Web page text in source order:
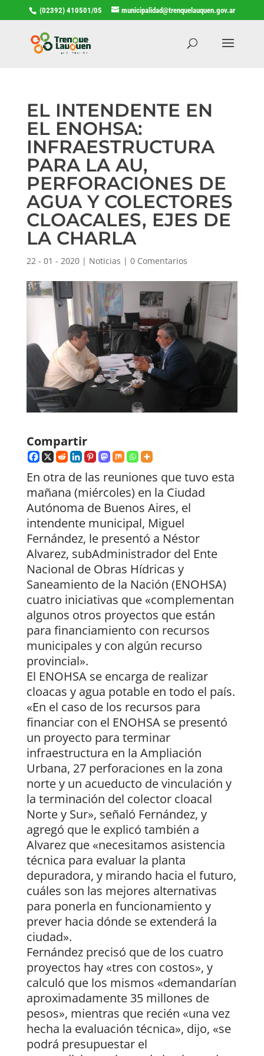
(02392) 410501/05 municipalidad@trenquelauquen.gov.ar
EL INTENDENTE EN
EL ENOHSA:
INFRAESTRUCTURA
PARA LA AU,
PERFORACIONES DE
AGUA Y COLECTORES
CLOACALES, EJES DE
LA CHARLA
22 - 01 - 2020| Noticias | 0 Comentarios
Compartir
En otra de las reuniones que tuvo esta
mañana (miércoles) en la Ciudad
Autónoma de Buenos Aires, el
intendente municipal, Miguel
Fernández, le presentó a Néstor
Alvarez, subAdministrador del Ente
Nacional de Obras Hídricas y
Saneamiento de la Nación (ENOHSA)
cuatro iniciativas que «complementan
algunos otros proyectos que están
para financiamiento con recursos
municipales y con algún recurso
provincial».
El ENOHSA se encarga de realizar
cloacas y agua potable en todo el país.
«En el caso de los recursos para
financiar con el ENOHSA se presentó
un proyecto para terminar
infraestructura en la Ampliación
Urbana, 27 perforaciones en la zona
norte y un acueducto de vinculación y
la terminación del colector cloacal
Norte y Sur», señaló Fernández, y
agregó que le explicó también a
Alvarez que «necesitamos asistencia
técnica para evaluar la planta
depuradora, y mirando hacia el futuro,
cuáles son las mejores alternativas
para ponerla en funcionamiento y
prever hacia dónde se extenderá la
ciudad».
Fernández precisó que de los cuatro
proyectos hay «tres con costos», y
calculó que los mismos «demandarían
aproximadamente 35 millones de
pesos», mientras que recién «una vez
hecha la evaluación técnica», dijo, «se
podrá presupuestar el